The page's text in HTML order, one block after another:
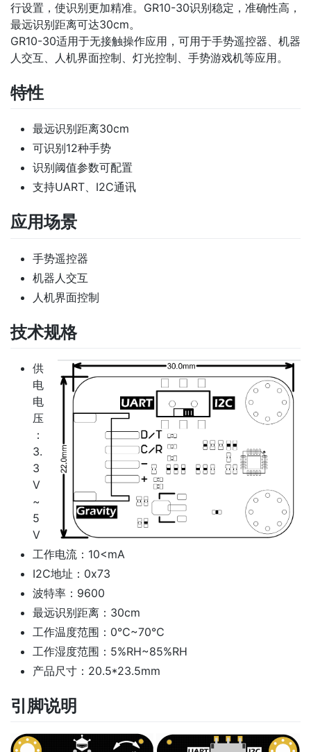
行设置，使识别更加精准。GR10-30识别稳定，准确性高，
最远识别距离可达30cm。
GR10-30适用于无接触操作应用，可用于手势遥控器、机器
人交互、人机界面控制、灯光控制、手势游戏机等应用。
特性
最远识别距离30cm
可识别12种手势
识别阈值参数可配置
支持UART、I2C通讯
应用场景
手势遥控器
机器人交互
人机界面控制
技术规格
供
电
电
压
：
3.
3
V
~
5
V
工作电流：10<mA
I2C地址：0x73
波特率：9600
最远识别距离：30cm
工作温度范围：0℃~70℃
工作湿度范围：5%RH~85%RH
产品尺寸：20.5*23.5mm
引脚说明